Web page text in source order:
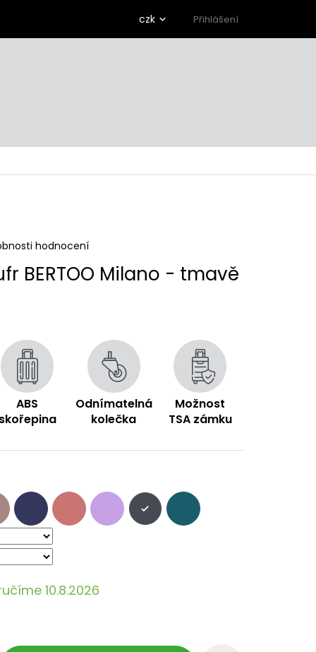
czk Přihlášení
10.8.2026
hodnocení
BERTOO Milano - tmavě
ABS
Odnímatelná
kolečka
Možnost
TSA zámku